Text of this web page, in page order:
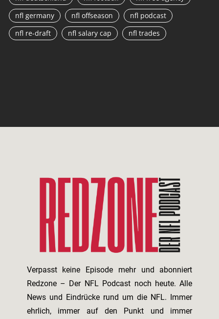
nfl germany
nfl offseason
nfl podcast
nfl re-draft
nfl salary cap nfl trades
Verpasst keine Episode mehr und abonniert
Redzone – Der NFL Podcast noch heute. Alle
News und Eindrücke rund um die NFL. Immer
ehrlich, immer auf den Punkt und immer